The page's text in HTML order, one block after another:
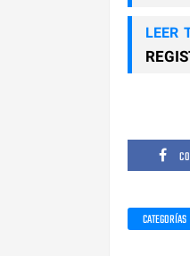
LEER
CATEGORÍAS